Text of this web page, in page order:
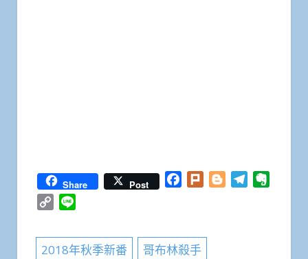
Share Post Facebook
Plurk BloggerTelegram
Copy
2018年秋季新番 哥布林殺手